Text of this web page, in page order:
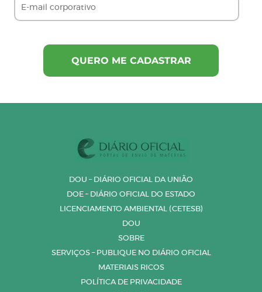
DOU – DIÁRIO OFICIAL DA UNIÃO
DOE – DIÁRIO OFICIAL DO ESTADO
LICENCIAMENTO AMBIENTAL (CETESB)
DOU
SOBRE
SERVIÇOS – PUBLIQUE NO DIÁRIO OFICIAL
MATERIAIS RICOS
POLÍTICA DE PRIVACIDADE